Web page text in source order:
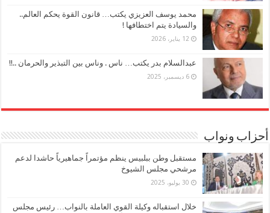
محمد يوسف العزيزي يكتب… قانون القوة يحكم العالم..
والسيادة يتم اختطافها !
12 يناير، 2026
عبدالسلام بدر يكتب… ناس . وناس بين التبذير والحرمان ..!!
6 ديسمبر، 2025
أحزاب ونواب
مستقبل وطن ببلبيس ينظم مؤتمراً جماهيرياً حاشدا لدعم
مرشحي مجلس الشيوخ
30 يوليو، 2025
خلال استقباله وكيلة القوي العاملة بالنواب… رئيس مجلس